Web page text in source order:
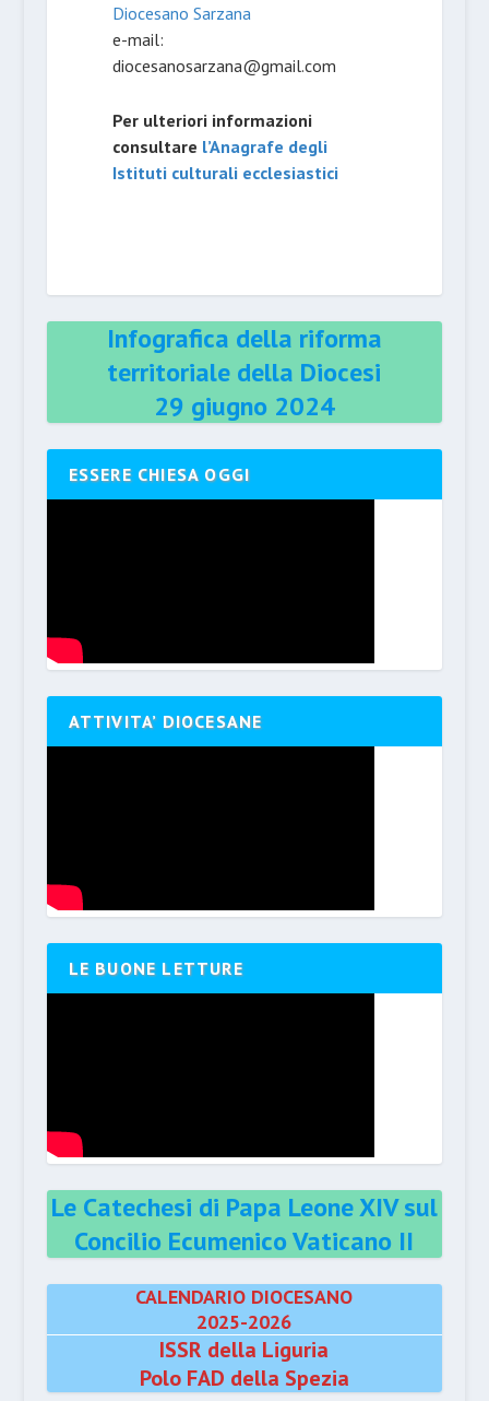
Diocesano Sarzana
e-mail:
diocesanosarzana@gmail.com
Per ulteriori informazioni
consultare l’Anagrafe degli
Istituti culturali ecclesiastici
Infografica della riforma
territoriale della Diocesi
29 giugno 2024
ESSERE CHIESA OGGI
ATTIVITA’ DIOCESANE
LE BUONE LETTURE
Le Catechesi di Papa Leone XIV sul
Concilio Ecumenico Vaticano II
CALENDARIO DIOCESANO
2025-2026
ISSR della Liguria
Polo FAD della Spezia